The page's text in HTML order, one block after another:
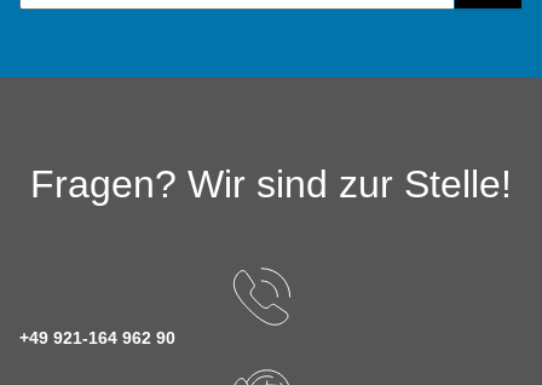
Fragen? Wir sind zur Stelle!
+49 921-164 962 90